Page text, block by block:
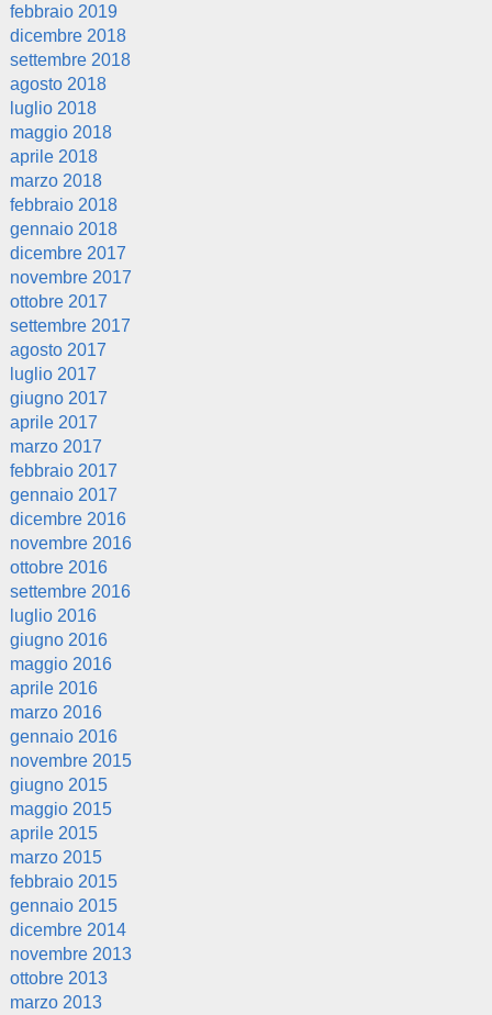
febbraio 2019
dicembre 2018
settembre 2018
agosto 2018
luglio 2018
maggio 2018
aprile 2018
marzo 2018
febbraio 2018
gennaio 2018
dicembre 2017
novembre 2017
ottobre 2017
settembre 2017
agosto 2017
luglio 2017
giugno 2017
aprile 2017
marzo 2017
febbraio 2017
gennaio 2017
dicembre 2016
novembre 2016
ottobre 2016
settembre 2016
luglio 2016
giugno 2016
maggio 2016
aprile 2016
marzo 2016
gennaio 2016
novembre 2015
giugno 2015
maggio 2015
aprile 2015
marzo 2015
febbraio 2015
gennaio 2015
dicembre 2014
novembre 2013
ottobre 2013
marzo 2013